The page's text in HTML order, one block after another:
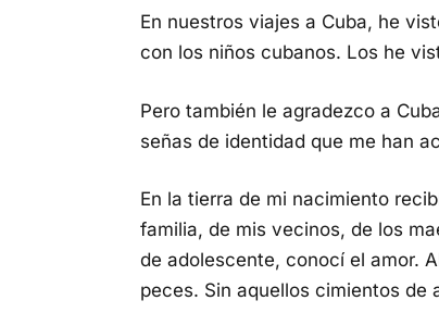
En nuestros viajes a Cuba, he
con los niños cubanos. Los he
Pero también le agradezco a
señas de identidad que me han
En la tierra de mi nacimiento
familia, de mis vecinos, de los
de adolescente, conocí el amor.
peces. Sin aquellos cimientos de